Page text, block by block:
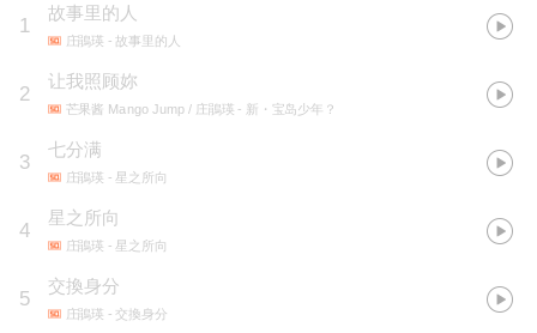
1
故事里的人
庄鵑瑛 - 故事里的人
2
让我照顾妳
芒果酱 Mango Jump / 庄鵑瑛 - 新・宝岛少年？
3
七分满
庄鵑瑛 - 星之所向
4
星之所向
庄鵑瑛 - 星之所向
5
交換身分
庄鵑瑛 - 交換身分